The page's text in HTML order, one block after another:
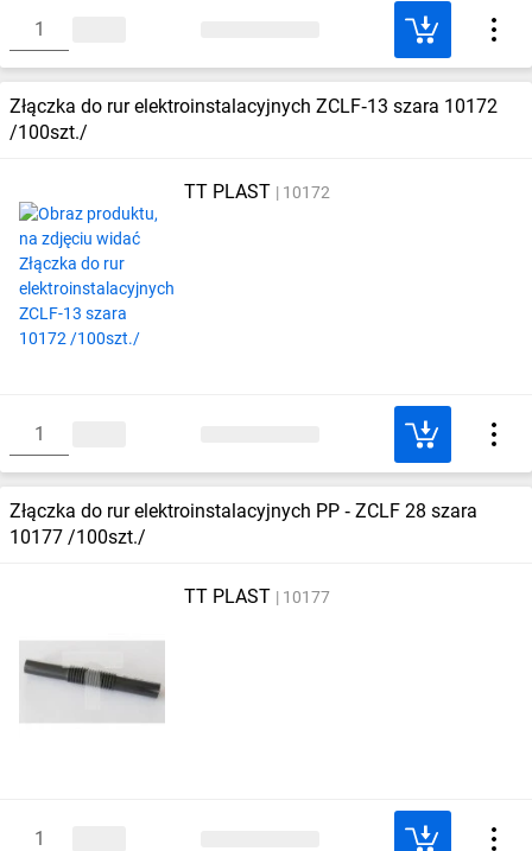
Złączka do rur elektroinstalacyjnych ZCLF‑13 szara 10172
/100szt./
TT PLAST 10172
Złączka do rur elektroinstalacyjnych PP ‑ ZCLF 28 szara
10177 /100szt./
TT PLAST 10177